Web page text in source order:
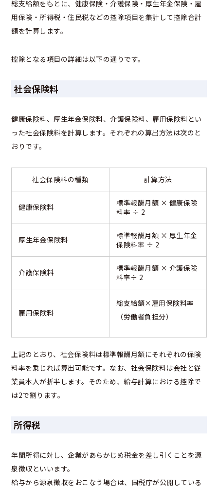
総支給額をもとに、健康保険・介護保険・厚生年金保険・雇
用保険・所得税・住民税などの控除項目を集計して控除合計
額を計算します。
控除となる項目の詳細は以下の通りです。
社会保険料
健康保険料、厚生年金保険料、介護保険料、雇用保険料とい
った社会保険料を計算します。それぞれの算出方法は次のと
おりです。
社会保険料の種類 計算方法
健康保険料
標準報酬月額 × 健康保険
料率 ÷ 2
厚生年金保険料
標準報酬月額 × 厚生年金
保険料率 ÷ 2
介護保険料
標準報酬月額 × 介護保険
料率÷ 2
雇用保険料
総支給額×雇用保険料率
（労働者負担分）
上記のとおり、社会保険料は標準報酬月額にそれぞれの保険
料率を乗じれば算出可能です。なお、社会保険料は会社と従
業員本人が折半します。そのため、給与計算における控除で
は2で割ります。
所得税
年間所得に対し、企業があらかじめ税金を差し引くことを源
泉徴収といいます。
給与から源泉徴収をおこなう場合は、国税庁が公開している